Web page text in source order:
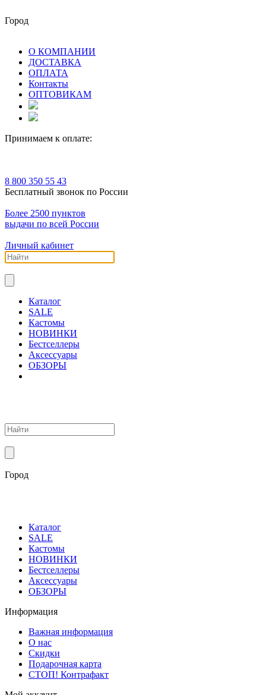
Город
О КОМПАНИИ
ДОСТАВКА
ОПЛАТА
Контакты
ОПТОВИКАМ
Принимаем к оплате:
8 800 350 55 43
Бесплатный звонок по России
Более 2500 пунктов
выдачи по всей России
Личный кабинет
Каталог
SALE
Кастомы
НОВИНКИ
Бестселлеры
Аксессуары
ОБЗОРЫ
Город
Каталог
SALE
Кастомы
НОВИНКИ
Бестселлеры
Аксессуары
ОБЗОРЫ
Информация
Важная информация
О нас
Скидки
Подарочная карта
СТОП! Контрафакт